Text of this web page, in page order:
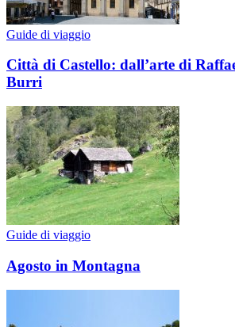
Guide di viaggio
Città di Castello: dall’arte di
Burri
Guide di viaggio
Agosto in Montagna